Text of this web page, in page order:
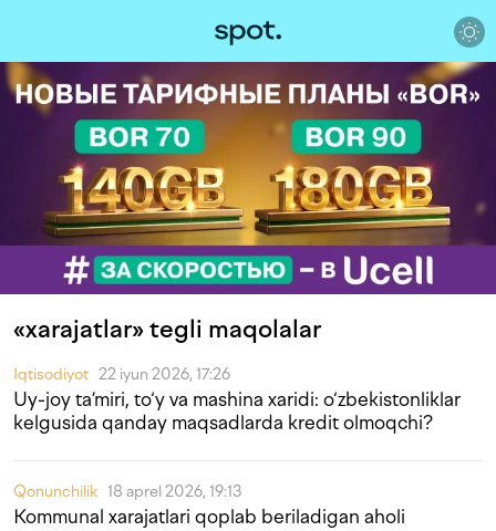
«xarajatlar» tegli maqolalar
Iqtisodiyot 22 iyun 2026, 17:26
Uy-joy ta’miri, to‘y va mashina xaridi: o‘zbekistonliklar
kelgusida qanday maqsadlarda kredit olmoqchi?
Qonunchilik 18 aprel 2026, 19:13
Kommunal xarajatlari qoplab beriladigan aholi